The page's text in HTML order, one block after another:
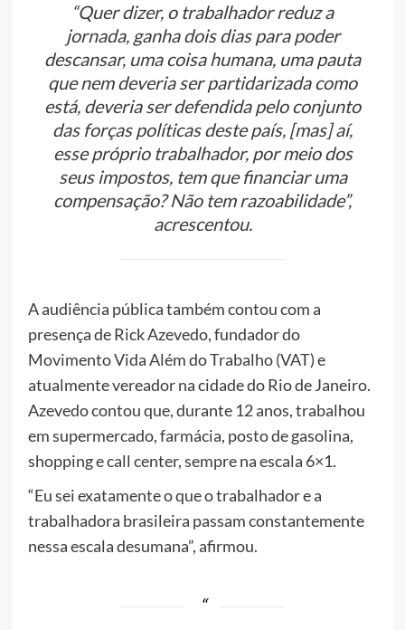
“Quer dizer, o trabalhador reduz a
jornada, ganha dois dias para poder
descansar, uma coisa humana, uma pauta
que nem deveria ser partidarizada como
está, deveria ser defendida pelo conjunto
das forças políticas deste país, [mas] aí,
esse próprio trabalhador, por meio dos
seus impostos, tem que financiar uma
compensação? Não tem razoabilidade”,
acrescentou.
A audiência pública também contou com a
presença de Rick Azevedo, fundador do
Movimento Vida Além do Trabalho (VAT) e
atualmente vereador na cidade do Rio de Janeiro.
Azevedo contou que, durante 12 anos, trabalhou
em supermercado, farmácia, posto de gasolina,
shopping e call center, sempre na escala 6×1.
“Eu sei exatamente o que o trabalhador e a
trabalhadora brasileira passam constantemente
nessa escala desumana”, afirmou.